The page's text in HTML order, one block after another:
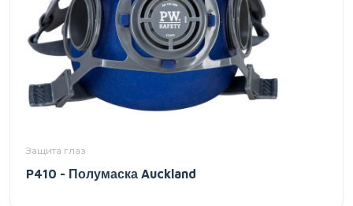
Защита глаз
P410 - Полумаска Auckland